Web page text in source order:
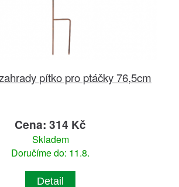
pítko pro ptáčky 76,5cm
Cena: 314 Kč
Skladem
Doručíme do: 11.8.
Detail